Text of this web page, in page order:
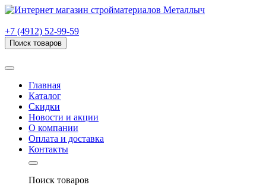
+7 (4912) 52-99-59
Поиск товаров
Главная
Каталог
Скидки
Новости и акции
О компании
Оплата и доставка
Контакты
Поиск товаров